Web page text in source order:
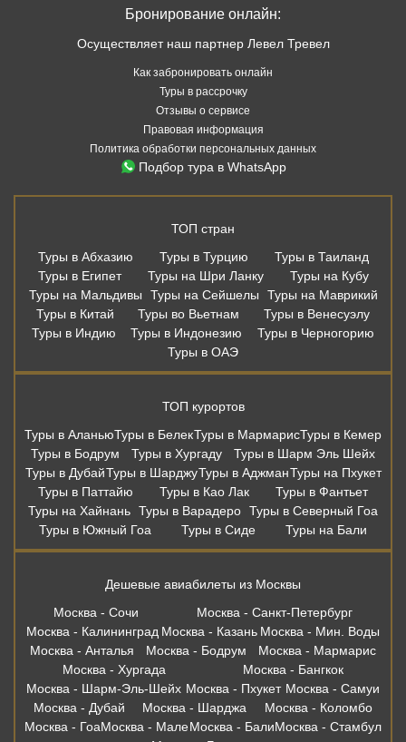
Бронирование онлайн:
Осуществляет наш партнер Левел Тревел
Как забронировать онлайн
Туры в рассрочку
Отзывы о сервисе
Правовая информация
Политика обработки персональных данных
Подбор тура в WhatsApp
ТОП стран
Туры в Абхазию
Туры в Турцию
Туры в Таиланд
Туры в Египет
Туры на Шри Ланку
Туры на Кубу
Туры на Мальдивы
Туры на Сейшелы
Туры на Маврикий
Туры в Китай
Туры во Вьетнам
Туры в Венесуэлу
Туры в Индию
Туры в Индонезию
Туры в Черногорию
Туры в ОАЭ
ТОП курортов
Туры в АланьюТуры в БелекТуры в МармарисТуры в Кемер
Туры в Бодрум
Туры в Хургаду
Туры в Шарм Эль Шейх
Туры в ДубайТуры в ШарджуТуры в АджманТуры на Пхукет
Туры в Паттайю
Туры в Као Лак
Туры в Фантьет
Туры на Хайнань Туры в Варадеро Туры в Северный Гоа
Туры в Южный Гоа
Туры в Сиде Туры на Бали
Дешевые авиабилеты из Москвы
Москва - Сочи
Москва - Санкт-Петербург
Москва - Калининград Москва - Казань Москва - Мин. Воды
Москва - Анталья
Москва - Бодрум
Москва - Мармарис
Москва - Хургада
Москва - Бангкок
Москва - Шарм-Эль-Шейх Москва - Пхукет Москва - Самуи
Москва - Дубай
Москва - Шарджа
Москва - Коломбо
Москва - ГоаМосква - МалеМосква - БалиМосква - Стамбул